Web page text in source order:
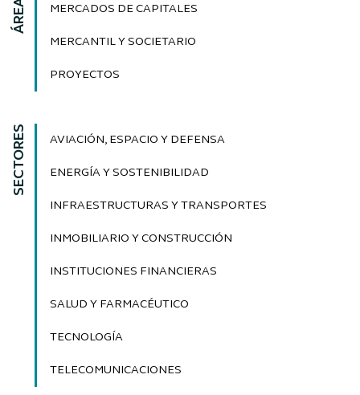
MERCADOS DE CAPITALES
MERCANTIL Y SOCIETARIO
PROYECTOS
SECTORES AVIACIÓN, ESPACIO Y DEFENSA
ENERGÍA Y SOSTENIBILIDAD
INFRAESTRUCTURAS Y TRANSPORTES
INMOBILIARIO Y CONSTRUCCIÓN
INSTITUCIONES FINANCIERAS
SALUD Y FARMACÉUTICO
TECNOLOGÍA
TELECOMUNICACIONES